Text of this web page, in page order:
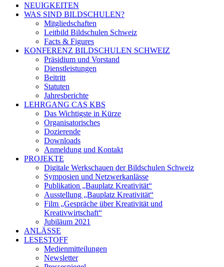
NEUIGKEITEN
WAS SIND BILDSCHULEN?
Mitgliedschaften
Leitbild Bildschulen Schweiz
Facts & Figures
KONFERENZ BILDSCHULEN SCHWEIZ
Präsidium und Vorstand
Dienstleistungen
Beitritt
Statuten
Jahresberichte
LEHRGANG CAS KBS
Das Wichtigste in Kürze
Organisatorisches
Dozierende
Downloads
Anmeldung und Kontakt
PROJEKTE
Digitale Werkschauen der Bildschulen Schweiz
Symposien und Netzwerkanlässe
Publikation „Bauplatz Kreativität“
Ausstellung „Bauplatz Kreativität“
Film „Gespräche über Kreativität und
Kreativwirtschaft“
Jubiläum 2021
ANLÄSSE
LESESTOFF
Medienmitteilungen
Newsletter